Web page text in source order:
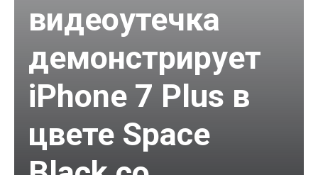
видеоутечка
демонстрирует
iPhone 7 Plus в
цвете Space